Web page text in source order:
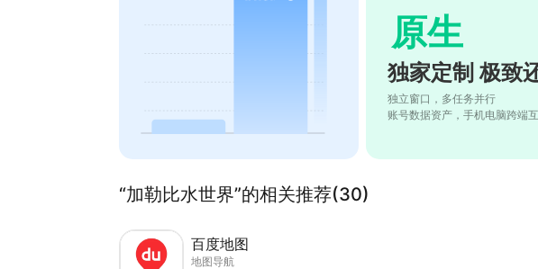
原生
独家定制 极致
独立窗口，多任务并行
账号数据资产，手机电脑跨端
“加勒比水世界”的相关推荐(30)
百度地图
地图导航